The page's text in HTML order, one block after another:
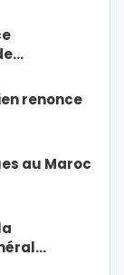
renonce
au Maroc